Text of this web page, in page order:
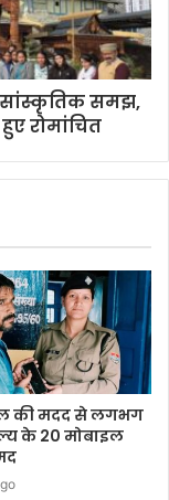
सांस्कृतिक समझ,
रोमांचित
की मदद से लगभग
के 20 मोबाइल